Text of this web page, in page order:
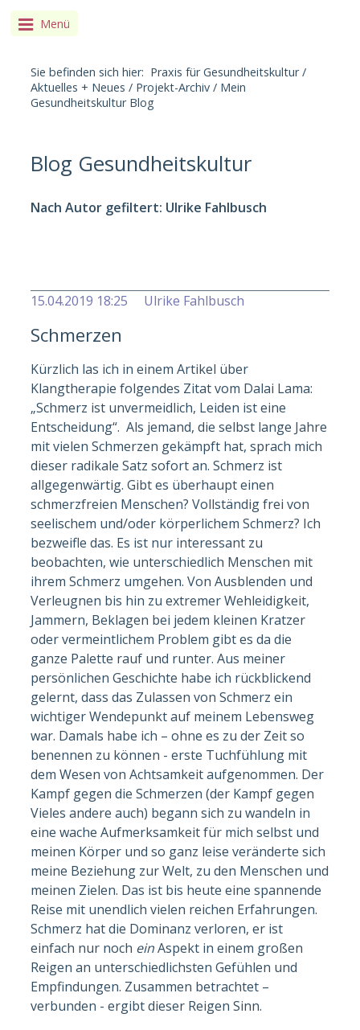
Menü
Sie befinden sich hier: Praxis für Gesundheitskultur /
Aktuelles + Neues / Projekt-Archiv / Mein
Gesundheitskultur Blog
Blog Gesundheitskultur
Nach Autor gefiltert: Ulrike Fahlbusch
15.04.2019 18:25 Ulrike Fahlbusch
Schmerzen
Kürzlich las ich in einem Artikel über
Klangtherapie folgendes Zitat vom Dalai Lama:
„Schmerz ist unvermeidlich, Leiden ist eine
Entscheidung“. Als jemand, die selbst lange Jahre
mit vielen Schmerzen gekämpft hat, sprach mich
dieser radikale Satz sofort an. Schmerz ist
allgegenwärtig. Gibt es überhaupt einen
schmerzfreien Menschen? Vollständig frei von
seelischem und/oder körperlichem Schmerz? Ich
bezweifle das. Es ist nur interessant zu
beobachten, wie unterschiedlich Menschen mit
ihrem Schmerz umgehen. Von Ausblenden und
Verleugnen bis hin zu extremer Wehleidigkeit,
Jammern, Beklagen bei jedem kleinen Kratzer
oder vermeintlichem Problem gibt es da die
ganze Palette rauf und runter. Aus meiner
persönlichen Geschichte habe ich rückblickend
gelernt, dass das Zulassen von Schmerz ein
wichtiger Wendepunkt auf meinem Lebensweg
war. Damals habe ich – ohne es zu der Zeit so
benennen zu können - erste Tuchfühlung mit
dem Wesen von Achtsamkeit aufgenommen. Der
Kampf gegen die Schmerzen (der Kampf gegen
Vieles andere auch) begann sich zu wandeln in
eine wache Aufmerksamkeit für mich selbst und
meinen Körper und so ganz leise veränderte sich
meine Beziehung zur Welt, zu den Menschen und
meinen Zielen. Das ist bis heute eine spannende
Reise mit unendlich vielen reichen Erfahrungen.
Schmerz hat die Dominanz verloren, er ist
einfach nur noch einAspekt in einem großen
Reigen an unterschiedlichsten Gefühlen und
Empfindungen. Zusammen betrachtet –
verbunden - ergibt dieser Reigen Sinn.